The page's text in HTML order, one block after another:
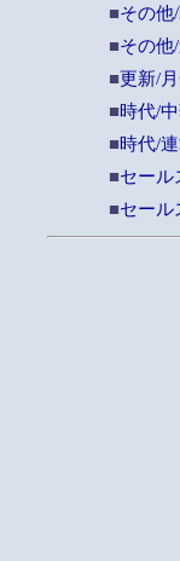
■その他
■その他
■更新/
■時代/
■時代/
■セール
■セール